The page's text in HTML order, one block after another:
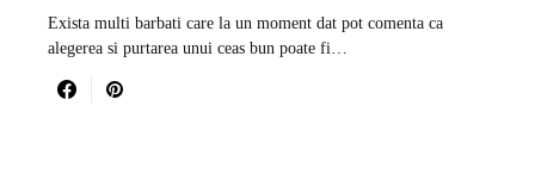
Exista multi barbati care la un moment dat pot comenta ca
alegerea si purtarea unui ceas bun poate fi…